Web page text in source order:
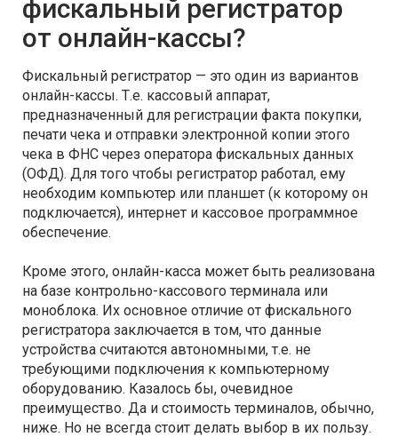
фискальный регистратор
от онлайн-кассы?
Фискальный регистратор — это один из вариантов
онлайн-кассы. Т.е. кассовый аппарат,
предназначенный для регистрации факта покупки,
печати чека и отправки электронной копии этого
чека в ФНС через оператора фискальных данных
(ОФД). Для того чтобы регистратор работал, ему
необходим компьютер или планшет (к которому он
подключается), интернет и кассовое программное
обеспечение.
Кроме этого, онлайн-касса может быть реализована
на базе контрольно-кассового терминала или
моноблока. Их основное отличие от фискального
регистратора заключается в том, что данные
устройства считаются автономными, т.е. не
требующими подключения к компьютерному
оборудованию. Казалось бы, очевидное
преимущество. Да и стоимость терминалов, обычно,
ниже. Но не всегда стоит делать выбор в их пользу.